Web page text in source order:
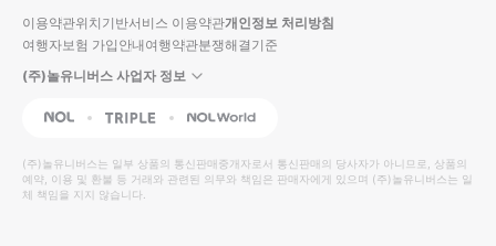
입니
다.
높
은
순
동
영
상
순
상
이용약관위치기반서비스 이용약관개인정보 처리방침
여행자보험 가입안내여행약관분쟁해결기준
(주)놀유니버스 사업자 정보
NOL Triple Interpark Global
(주)놀유니버스는 일부 상품의 통신판매중개자로서 통신판매의 당사자가 아니므로, 상품의
예약, 이용 및 환불 등 거래와 관련된 의무와 책임은 판매자에게 있으며 (주)놀유니버스는 일
체 책임을 지지 않습니다.